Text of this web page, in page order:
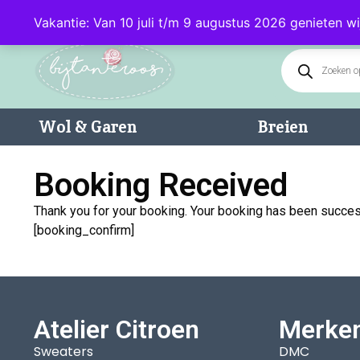
Vakantie: Van 10 juli t/m 9 augustus 2026 genieten
Wol & Garen Breien
Booking Received
Thank you for your booking. Your booking has been
[booking_confirm]
Atelier Citroen
Sweaters
DMC